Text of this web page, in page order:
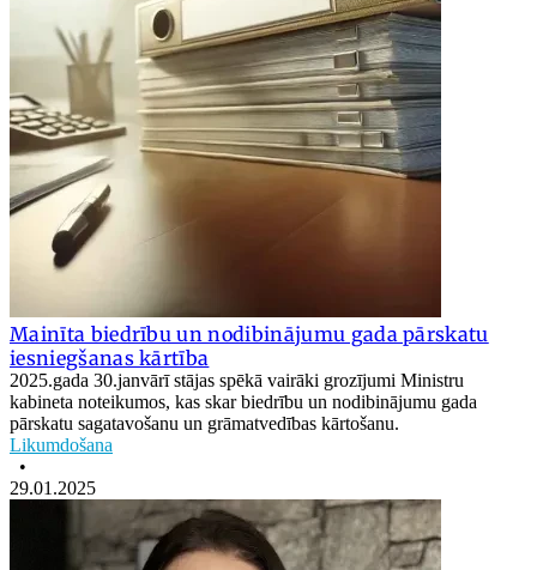
Mainīta biedrību un nodibinājumu gada pārskatu
iesniegšanas kārtība
2025.gada 30.janvārī stājas spēkā vairāki grozījumi Ministru
kabineta noteikumos, kas skar biedrību un nodibinājumu gada
pārskatu sagatavošanu un grāmatvedības kārtošanu.
Likumdošana
•
29.01.2025